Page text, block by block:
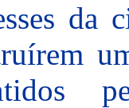
da